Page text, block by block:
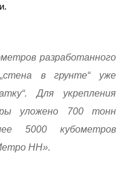
разработанного
в грунте“ уже
Для укрепления
уложено 700 тонн
5000 кубометров
НН».